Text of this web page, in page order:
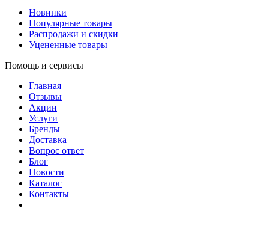
Новинки
Популярные товары
Распродажи и скидки
Уцененные товары
Помощь и сервисы
Главная
Отзывы
Акции
Услуги
Бренды
Доставка
Вопрос ответ
Блог
Новости
Каталог
Контакты